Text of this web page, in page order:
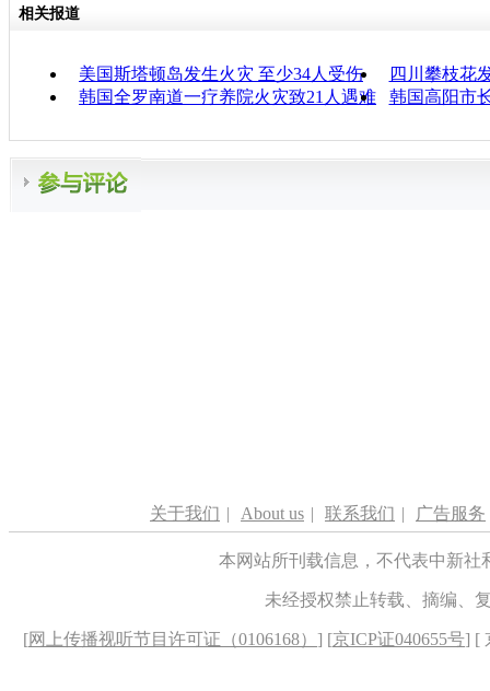
相关报道
美国斯塔顿岛发生火灾 至少34人受伤
四川攀枝花
韩国全罗南道一疗养院火灾致21人遇难
韩国高阳市
关于我们 | About us | 联系我们 | 广告服务
本网站所刊载信息，不代表中新
未经授权禁止转载、摘编、
[网上传播视听节目许可证（0106168） ] [京ICP证040655号] [